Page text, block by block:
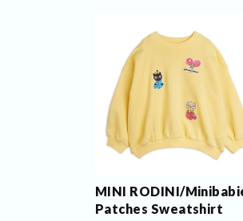
MINI RODINI/
Patches Sweatshirt